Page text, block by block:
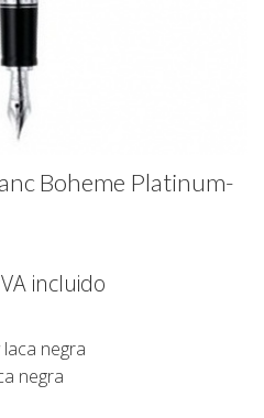
Boheme Platinum-
actual
incluido
negra
negra